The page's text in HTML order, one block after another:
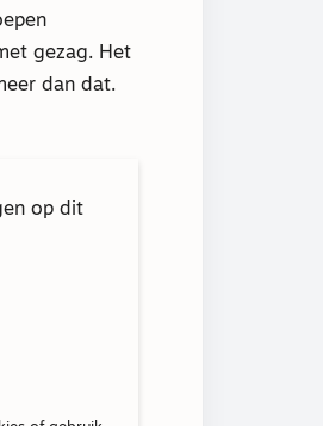
gezag. Het
dan dat.
op dit